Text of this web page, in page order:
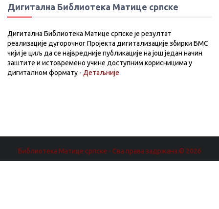
Дигитална Библиотека Матице српске
Дигитална Библиотека Матице српске је резултат
реализације дугорочног Пројекта дигитализације збирки БМС
чији је циљ да се највредније публикације на још један начин
заштите и истовремено учине доступним корисницима у
дигиталном формату - Детаљније
Библиотека Матице српске - Сва права задржана.© 2026